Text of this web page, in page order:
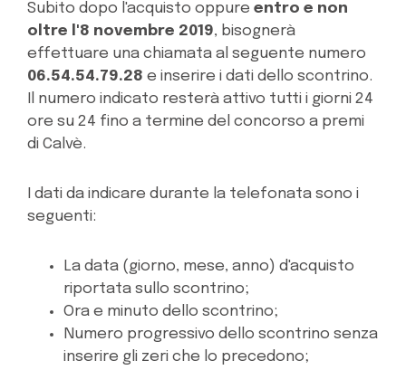
Subito dopo l'acquisto oppure entro e non
oltre l'8 novembre 2019, bisognerà
effettuare una chiamata al seguente numero
06.54.54.79.28 e inserire i dati dello scontrino.
Il numero indicato resterà attivo tutti i giorni 24
ore su 24 fino a termine del concorso a premi
di Calvè.
I dati da indicare durante la telefonata sono i
seguenti:
La data (giorno, mese, anno) d'acquisto
riportata sullo scontrino;
Ora e minuto dello scontrino;
Numero progressivo dello scontrino senza
inserire gli zeri che lo precedono;